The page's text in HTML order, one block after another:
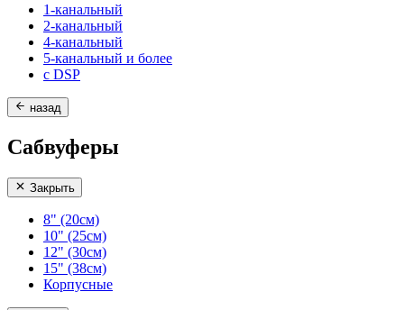
1-канальный
2-канальный
4-канальный
5-канальный и более
с DSP
назад
Сабвуферы
Закрыть
8" (20см)
10" (25см)
12" (30см)
15" (38см)
Корпусные